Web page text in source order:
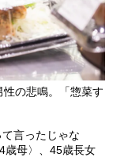
の悲鳴。「惣菜す
て言ったじゃな
母〉、45歳長女